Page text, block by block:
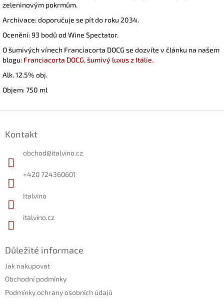
zeleninovým pokrmům.
Archivace: doporučuje se pít do roku 2034.
Ocenění: 93 bodů od Wine Spectator.
O šumivých vínech Franciacorta DOCG se dozvíte v článku na našem
blogu: Franciacorta DOCG, šumivý luxus z Itálie.
Alk. 12.5% obj.
Objem: 750 ml
Kontakt
obchod@italvino.cz
+420 724360601
Italvino
italvino.cz
Důležité informace
Jak nakupovat
Obchodní podmínky
Podmínky ochrany osobních údajů